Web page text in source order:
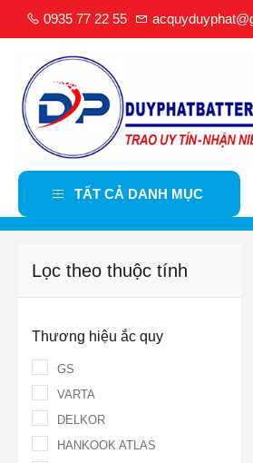
0935 77 22 55
TẤT CẢ DANH MỤC
Lọc theo thuộc tính
Thương hiệu ắc quy
GS
VARTA
DELKOR
HANKOOK ATLAS